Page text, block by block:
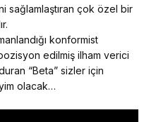
sağlamlaştıran çok özel bir
konformist
edilmiş ilham verici
“Beta” sizler için
olacak…